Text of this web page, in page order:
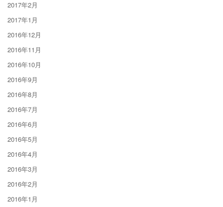
2017年2月
2017年1月
2016年12月
2016年11月
2016年10月
2016年9月
2016年8月
2016年7月
2016年6月
2016年5月
2016年4月
2016年3月
2016年2月
2016年1月